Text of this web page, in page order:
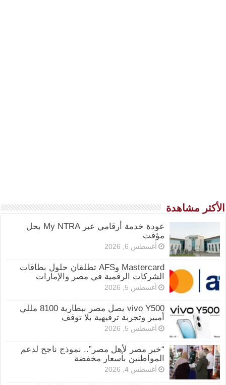
الأكثر مشاهدة
عودة خدمة أرقامي عبر My NTRA بحل
مؤقت
أغسطس 6, 2026
Mastercard وAFS تطلقان حلول بطاقات
الشركات الرقمية في مصر والإمارات
أغسطس 5, 2026
vivo Y500 يصل مصر ببطارية 8100 مللي
أمبير وتجربة ترفيهية بلا توقف
أغسطس 5, 2026
“خير مصر لأهل مصر”.. نموذج ناجح لدعم
المواطنين بأسعار مخفضة
أغسطس 4, 2026